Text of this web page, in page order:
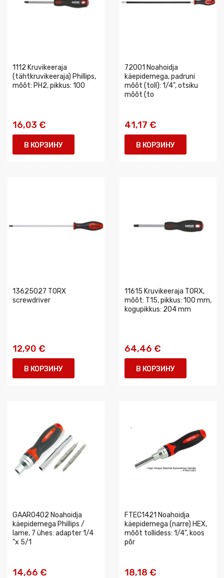
1112 Kruvikeeraja
(tähtkruvikeeraja) Phillips,
mõõt: PH2, pikkus: 100
16,03 €
В КОРЗИНУ
72001 Noahoidja
käepidemega, padruni
mõõt (toll): 1/4", otsiku
mõõt (to
41,17 €
В КОРЗИНУ
13625027 TORX
screwdriver
12,90 €
В КОРЗИНУ
11615 Kruvikeeraja TORX,
mõõt: T15, pikkus: 100 mm,
kogupikkus: 204 mm
64,46 €
В КОРЗИНУ
GAAR0402 Noahoidja
käepidemega Phillips /
lame, 7 ühes: adapter 1/4
"x 5/1
14,66 €
FTEC1421 Noahoidja
käepidemega (narre) HEX,
mõõt tollidess: 1/4", koos
põr
18,18 €